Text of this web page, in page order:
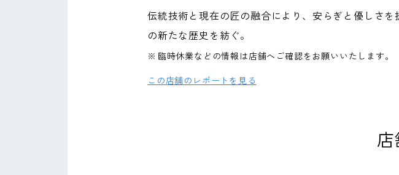
伝統技術と現在の匠の融合により、安らぎと優しさ
の新たな歴史を紡ぐ。
※ 臨時休業などの情報は店舗へご確認をお願いいたします。
この店舗のレポートを見る
店